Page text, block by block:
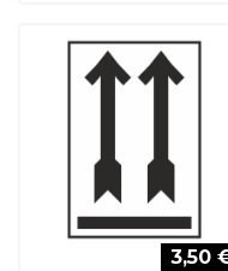
3,50